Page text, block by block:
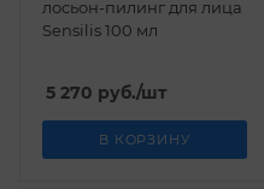
лосьон-пилинг для лица
Sensilis 100 мл
5 270 руб./шт
В КОРЗИНУ